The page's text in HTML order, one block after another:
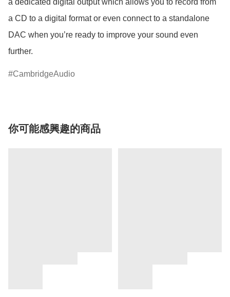
a dedicated digital output which allows you to record from
a CD to a digital format or even connect to a standalone
DAC when you’re ready to improve your sound even
further.
CambridgeAudio
你可能感興趣的商品